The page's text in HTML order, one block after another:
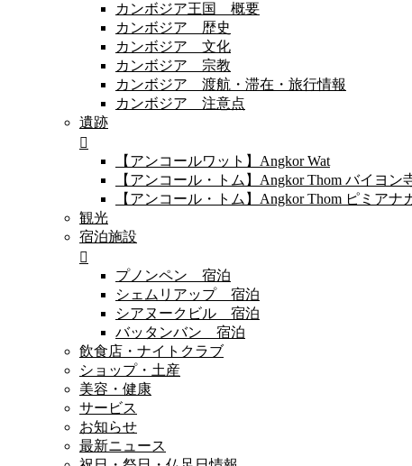
カンボジア王国 概要
カンボジア 歴史
カンボジア 文化
カンボジア 宗教
カンボジア 渡航・滞在・旅行情報
カンボジア 注意点
遺跡
【アンコールワット】Angkor Wat
【アンコール・トム】Angkor Thom バイヨン
【アンコール・トム】Angkor Thom ピミア
観光
宿泊施設
プノンペン 宿泊
シェムリアップ 宿泊
シアヌークビル 宿泊
バッタンバン 宿泊
飲食店・ナイトクラブ
ショップ・土産
美容・健康
サービス
お知らせ
最新ニュース